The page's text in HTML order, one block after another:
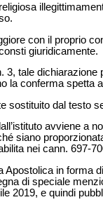
con il proprio
giuridicamente.
3, tale
la conferma spetta
sostituito dal testo
avviene a
siano
nei cann. 697-
Apostolica in forma
di speciale
2019, e quindi